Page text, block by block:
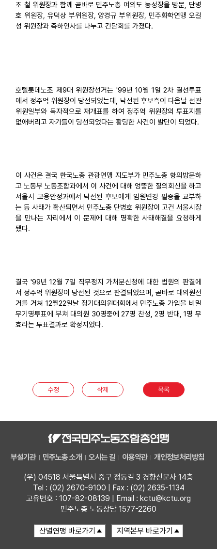
조 철 위원장과 함께 곧바로 민주노총 여의도 농성장을 방문, 단병
호 위원장, 유덕상 부위원장, 양경규 부위원장, 민주화학연맹 오길
성 위원장과 축하인사를 나누고 간담회를 가졌다.
호텔롯데노조 제9대 위원장선거는 '99년 10월 1일 2차 결선투표
에서 정주억 위원장이 당선되었는데, 낙선된 후보측이 다음날 선관
위원일부와 독자적으로 재개표를 하여 정주억 위원장의 투표지를
없애버리고 자기들이 당선되었다는 황당한 사건이 발단이 되었다.
이 사건은 결국 한국노총 관광연맹 지도부가 민주노총 항의방문하
고 노동부 노동조합과에서 이 사건에 대해 엉뚱한 질의회신을 하고
서울시 고용안정과에서 낙선된 후보에게 임원변경 필증을 교부하
는 등 사태가 확산되면서 민주노총 단병호 위원장이 고건 서울시장
을 만나는 자리에서 이 문제에 대해 명확한 사태해결을 요청하게
됐다.
결국 '99년 12월 7일 직무정지 가처분신청에 대한 법원의 판결에
서 정주억 위원장이 당선된 것으로 판결되었으며, 곧바로 대의원선
거를 거쳐 12월22일날 정기대의원대회에서 민주노총 가입을 비밀
무기명투표에 부쳐 대의원 30명중에 27명 찬성, 2명 반대, 1명 무
효라는 투표결과로 확정지었다.
수정 삭제 목록
부설기관 민주노총 소개 오시는 길 이용약관 개인정보처리방침
(우) 04518 서울특별시 중구 정동길 3 경향신문사 14층
Tel : (02) 2670-9100 | Fax : (02) 2635-1134
고유번호 : 107-82-08139 | Email : kctu@kctu.org
민주노총 노동상담 1577-2260